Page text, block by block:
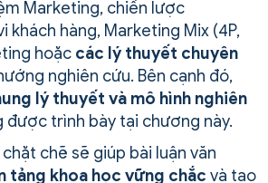
Marketing, chiến lược
khách hàng, Marketing Mix (4P,
hoặc các lý thuyết chuyên
nghiên cứu. Bên cạnh đó,
lý thuyết và mô hình nghiên
được trình bày tại chương này.
chẽ sẽ giúp bài luận văn
tảng khoa học vững chắc và tạo